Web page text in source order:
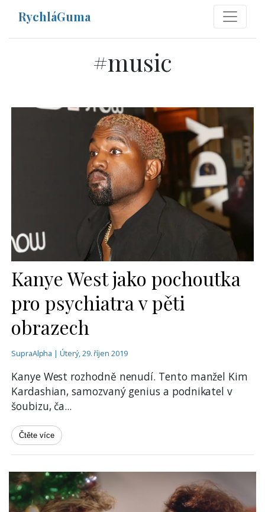
RychláGuma
#music
Kanye West jako pochoutka
pro psychiatra v pěti
obrazech
SupraAlpha | Úterý, 29. říjen 2019
Kanye West rozhodně nenudí. Tento manžel Kim
Kardashian, samozvaný genius a podnikatel v
šoubizu, ča...
Čtěte více